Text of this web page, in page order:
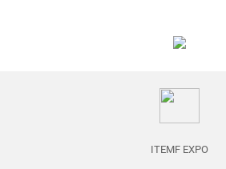
ITEMF EXPO